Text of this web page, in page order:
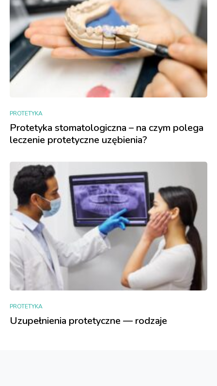
PROTETYKA
Protetyka stomatologiczna – na czym polega
leczenie protetyczne uzębienia?
PROTETYKA
Uzupełnienia protetyczne — rodzaje